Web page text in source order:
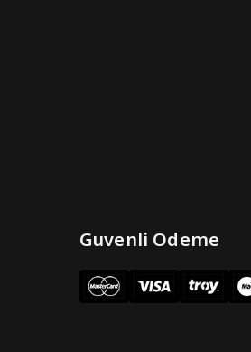
Guvenli Odeme